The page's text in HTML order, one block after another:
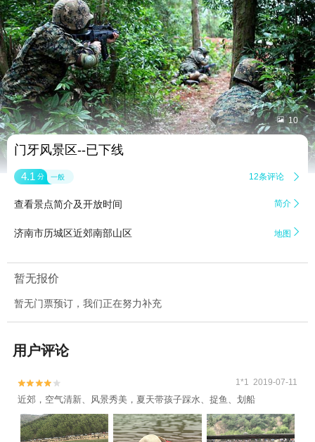
 10
门牙风景区--已下线
4.1 分 一般 12条评论 
查看景点简介及开放时间 简介 
济南市历城区近郊南部山区 地图 
暂无报价
暂无门票预订，我们正在努力补充
用户评论

 1*1 2019-07-11
近郊，空气清新、风景秀美，夏天带孩子踩水、捉鱼、划船
